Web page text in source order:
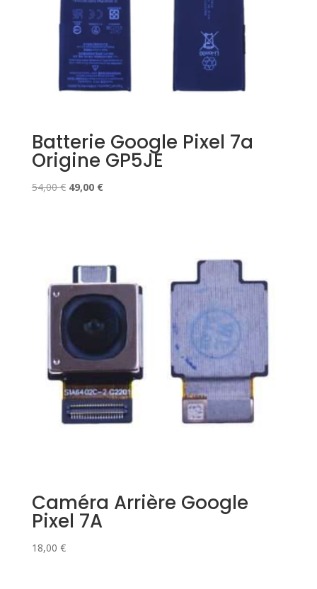
Batterie Google Pixel 7a
Origine GP5JE
54,00€ Le
49,00 €Le
Caméra Arrière Google
Pixel 7A
18,00 €